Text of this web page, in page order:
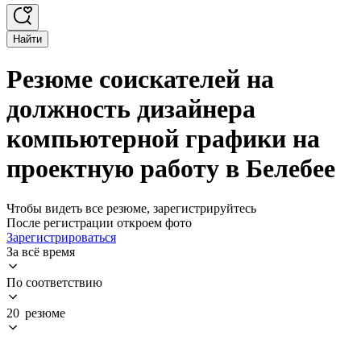
Найти
Резюме соискателей на
должность дизайнера
компьютерной графики на
проектную работу в Белебее
Чтобы видеть все резюме, зарегистрируйтесь
После регистрации откроем фото
Зарегистрироваться
За всё время
По соответствию
20 резюме